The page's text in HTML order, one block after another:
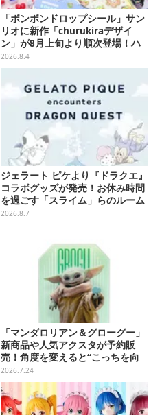
「ボンボンドロップシール」サン
リオに新作「churukiraデザイ
ン」が8月上旬より順次登場！ハ
ローキティ、はぴだんぶいなど全
8種類
2026.8.4
ジェラート ピケより『ドラクエ』
コラボグッズが発売！お休み時間
を過ごす「スライム」らのルーム
ウェア、雑貨など多数ラインナッ
2026.8.7
「マンダロリアン＆グローグー」
新商品や人気アクスタが予約販
売！角度を変えると“こっちを向
いてくれる”ステッカーも
2026.7.24